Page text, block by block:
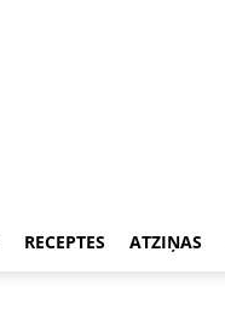
RECEPTES ATZIŅAS